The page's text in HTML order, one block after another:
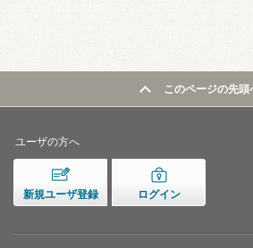
このページの先頭
ユーザの方へ
新規ユーザ登録 ログイン